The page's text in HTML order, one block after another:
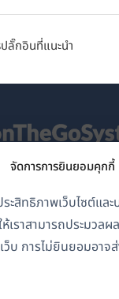
จัดการการยินยอมคุกกี้
ะสิทธิภาพเว็บไซต์แล
ราสามารถประมวลผ
ว็บ การไม่ยินยอมอา
ลั๊กอินที่แนะนำ
และนโยบายความเป็
เข้าร่วมทีมของเรา(